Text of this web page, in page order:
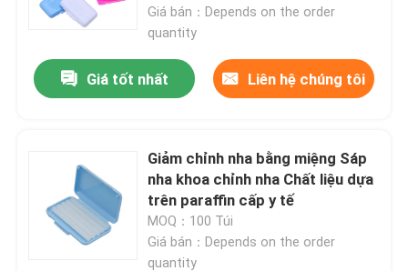
Giá bán：Depends on the order
quantity
Giá tốt nhất Liên hệ chúng tôi
Giảm chỉnh nha bằng miệng Sáp
nha khoa chỉnh nha Chất liệu dựa
trên paraffin cấp y tế
MOQ：100 Túi
Giá bán：Depends on the order
quantity